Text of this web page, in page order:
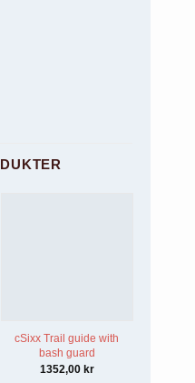
cSixx Trail guide with
bash guard
1352,00 kr